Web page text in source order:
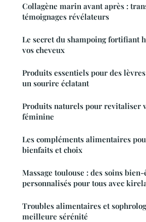
Collagène marin avant après :
témoignages révélateurs
Le secret du shampoing fortifiant
vos cheveux
Produits essentiels pour des
un sourire éclatant
Produits naturels pour revitaliser
féminine
Les compléments alimentaires
bienfaits et choix
Massage toulouse : des soins
personnalisés pour tous avec
Troubles alimentaires et
meilleure sérénité